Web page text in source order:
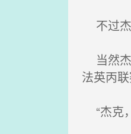
不过杰
当然杰
法英丙
“杰克